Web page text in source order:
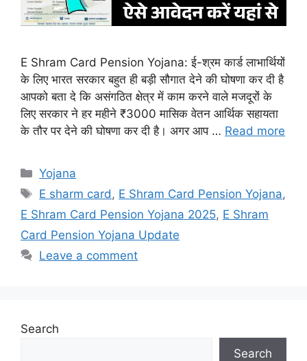
E Shram Card Pension Yojana: ई-श्रम कार्ड लाभार्थियों
के लिए भारत सरकार बहुत ही बड़ी सौगात देने की घोषणा कर दी है
आपको बता दे कि असंगठित क्षेत्र में काम करने वाले मजदूरों के
लिए सरकार ने हर महीने ₹3000 मासिक वेतन आर्थिक सहायता
के तौर पर देने की घोषणा कर दी है। अगर आप … Read more
Categories
Yojana
Tags
E sharm card , E Shram Card Pension Yojana,
E Shram Card Pension Yojana 2025, E Shram
Card Pension Yojana Update
Leave a comment
Search
Search